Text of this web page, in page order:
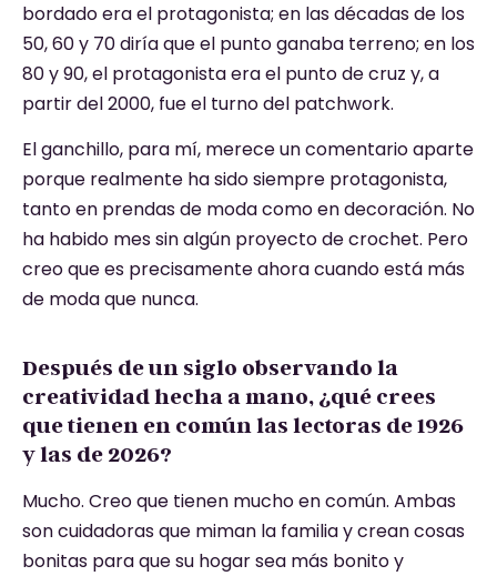
bordado era el protagonista; en las décadas de los
50, 60 y 70 diría que el punto ganaba terreno; en los
80 y 90, el protagonista era el punto de cruz y, a
partir del 2000, fue el turno del patchwork.
El ganchillo, para mí, merece un comentario aparte
porque realmente ha sido siempre protagonista,
tanto en prendas de moda como en decoración. No
ha habido mes sin algún proyecto de crochet. Pero
creo que es precisamente ahora cuando está más
de moda que nunca.
Después de un siglo observando la
creatividad hecha a mano, ¿qué crees
que tienen en común las lectoras de 1926
y las de 2026?
Mucho. Creo que tienen mucho en común. Ambas
son cuidadoras que miman la familia y crean cosas
bonitas para que su hogar sea más bonito y